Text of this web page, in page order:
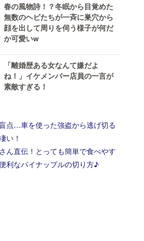
春の風物詩！？冬眠から目覚めた
無数のヘビたちが一斉に巣穴から
顔を出して周りを伺う様子が何だ
か可愛いw
「離婚歴ある女なんて嫌だよ
ね！」イケメンバー店員の一言が
素敵すぎる！
点…車を使った強盗から逃げ切る
い！
ん直伝！とっても簡単で食べやす
利なパイナップルの切り方♪